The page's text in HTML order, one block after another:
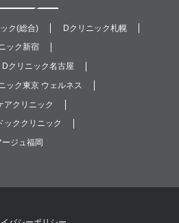
ク(総合)
Dクリニック札幌
ック新宿
Dクリニック名古屋
ック東京 ウェルネス
アクリニック
ッククリニック
ージュ福岡